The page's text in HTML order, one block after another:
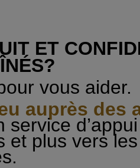
ET
vous aider.
auprès des
service
et plus vers